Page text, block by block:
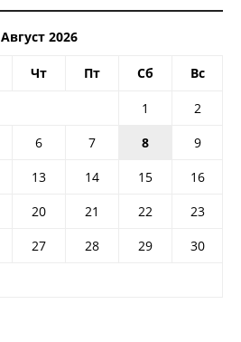
Август 2026
Чт Пт Сб Вс
1
2
6 7 8
9
13 14 15
16
20 21 22
23
27 28 29
30